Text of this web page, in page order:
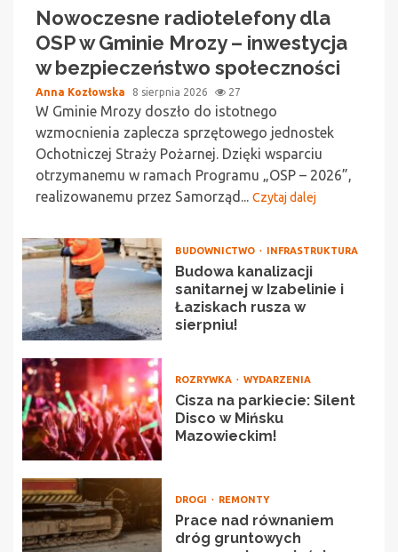
Nowoczesne radiotelefony dla
OSP w Gminie Mrozy – inwestycja
w bezpieczeństwo społeczności
Anna Kozłowska 8 sierpnia 2026 27
W Gminie Mrozy doszło do istotnego
wzmocnienia zaplecza sprzętowego jednostek
Ochotniczej Straży Pożarnej. Dzięki wsparciu
otrzymanemu w ramach Programu „OSP – 2026”,
realizowanemu przez Samorząd... Czytaj dalej
BUDOWNICTWO INFRASTRUKTURA
Budowa kanalizacji
sanitarnej w Izabelinie i
Łaziskach rusza w
sierpniu!
ROZRYWKA WYDARZENIA
Cisza na parkiecie: Silent
Disco w Mińsku
Mazowieckim!
DROGI REMONTY
Prace nad równaniem
dróg gruntowych